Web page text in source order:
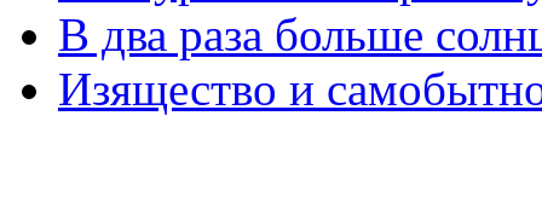
В два раза больше
Изящество и